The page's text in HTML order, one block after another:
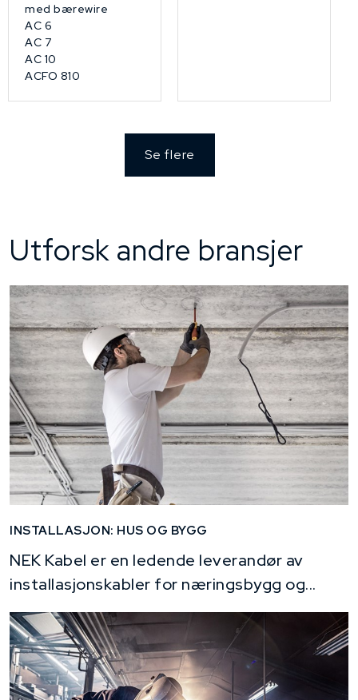
med bærewire
AC 6
AC 7
AC 10
ACFO 810
Se flere
Utforsk andre bransjer
INSTALLASJON: HUS OG BYGG
NEK Kabel er en ledende leverandør av
installasjonskabler for næringsbygg og...